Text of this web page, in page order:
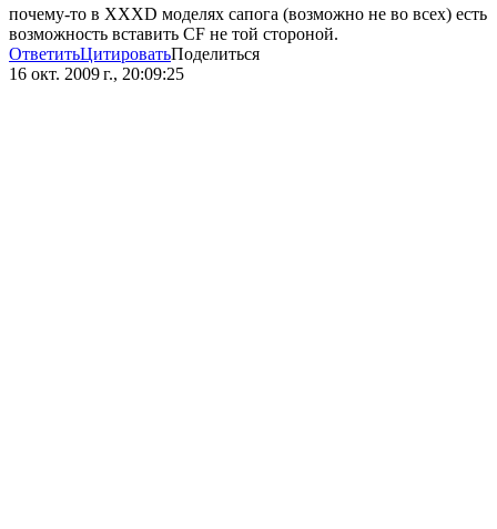
почему-то в XXXD моделях сапога (возможно не во всех) есть
возможность вставить CF не той стороной.
ОтветитьЦитироватьПоделиться
16 окт. 2009 г., 20:09:25